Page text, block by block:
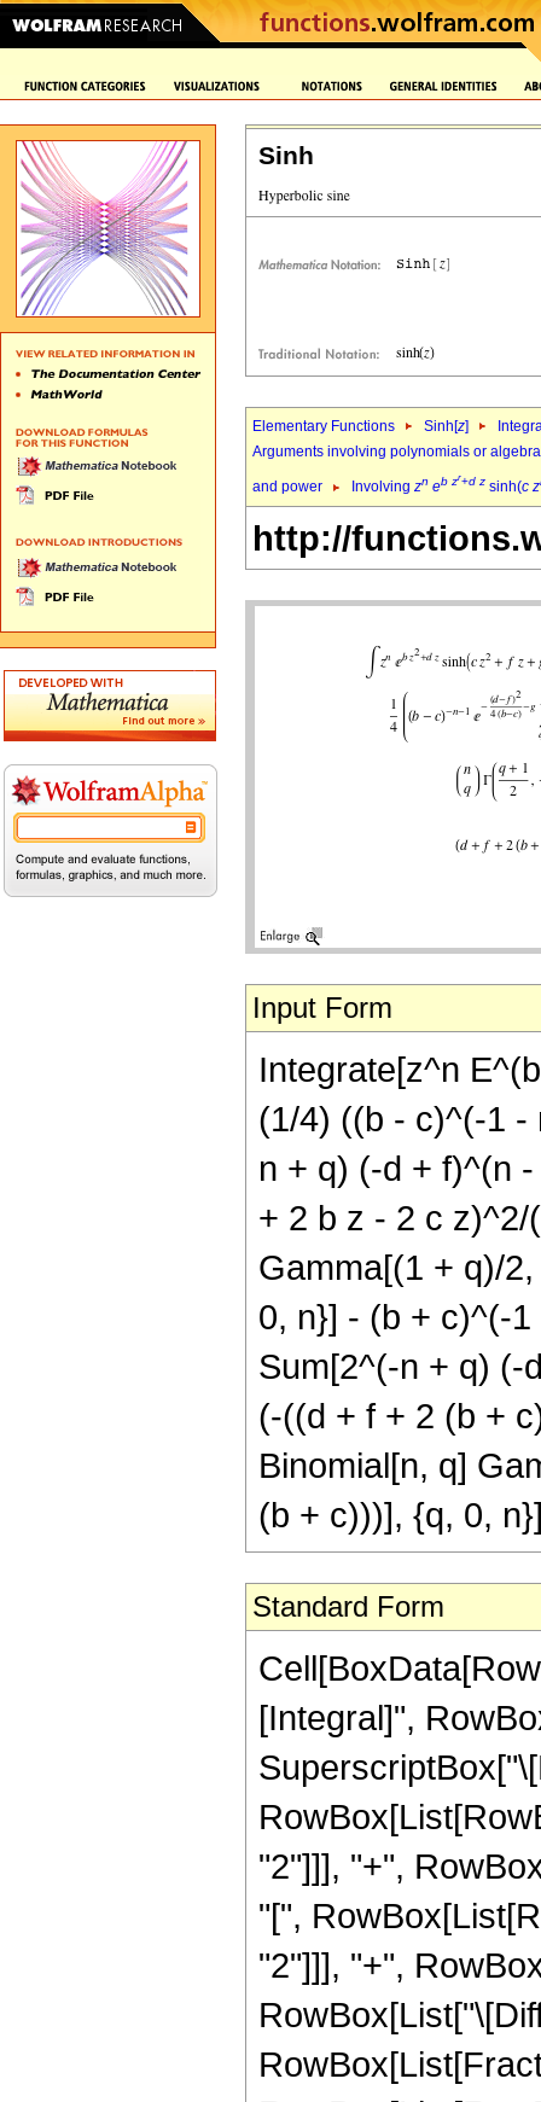
Sinh
Elementary Functions Sinh[z]
Arguments involving polynomials or
and power Involving zn eb zr+d z sinh(c z
http://
Input Form
Integrate[z^n
(1/4) ((b - c)^(-1
n + q) (-d + f)^(n
+ 2 b z - 2 c
Gamma[(1 + q)/
0, n}] - (b + c)^(-
Sum[2^(-n + q) (-
(-((d + f + 2 (b +
Binomial[n, q]
(b + c)))], {q, 0,
Standard Form
[Integral]",
"2"]]], "+",
"[",
"2"]]], "+",